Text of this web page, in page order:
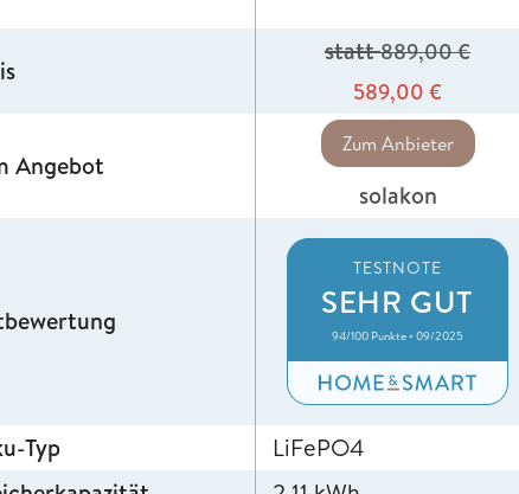
statt889,00€
589,00 €
Angebot
Zum Anbieter
solakon
TESTNOTE
SEHR GUT
94/100 Punkte • 09/2025
Typ LiFePO4